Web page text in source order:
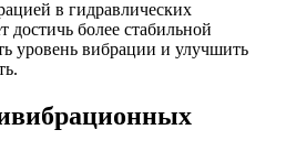
в гидравлических
достичь более стабильной
уровень вибрации и улучшить